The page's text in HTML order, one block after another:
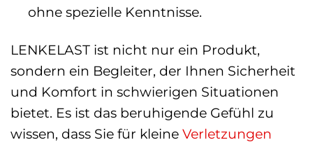
ohne spezielle Kenntnisse.
LENKELAST ist nicht nur ein Produkt,
sondern ein Begleiter, der Ihnen Sicherheit
und Komfort in schwierigen Situationen
bietet. Es ist das beruhigende Gefühl zu
wissen, dass Sie für kleine Verletzungen